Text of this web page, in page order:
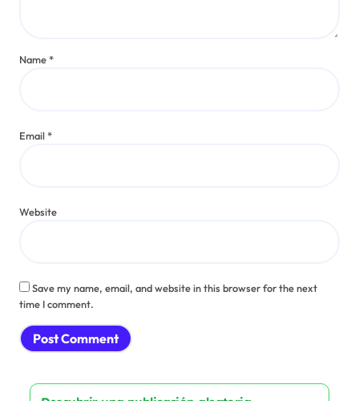
Name*
Email*
Website
Save my name, email, and website in this browser for the next
time I comment.